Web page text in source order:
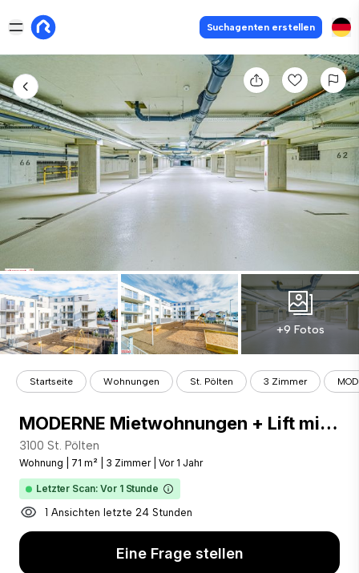
Suchagenten erstellen
+9 Fotos
Startseite Wohnungen St. Pölten 3 Zimmer
MODERNE Mietwohnungen + Lift mit perfekter Anbindung
3100 St. Pölten
Wohnung 71 m² 3 Zimmer Vor 1 Jahr
Letzter Scan: Vor 1 Stunde
1 Ansichten letzte 24 Stunden
Eine Frage stellen